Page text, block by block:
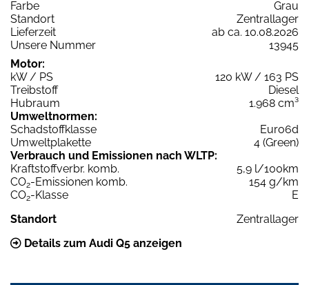
Farbe
Grau
Standort
Zentrallager
Lieferzeit
ab ca. 10.08.2026
Unsere Nummer
13945
Motor:
kW / PS
120 kW / 163 PS
Treibstoff
Diesel
Hubraum
1.968 cm³
Umweltnormen:
Schadstoffklasse
Euro6d
Umweltplakette
4 (Green)
Verbrauch und Emissionen nach WLTP:
Kraftstoffverbr. komb.
5,9 l/100km
CO2-Emissionen komb.
154 g/km
CO2-Klasse
E
Standort
Zentrallager
Details zum Audi Q5 anzeigen